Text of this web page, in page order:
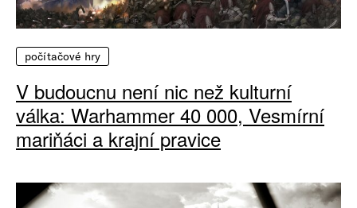
počítačové hry
V budoucnu není nic než kulturní
válka: Warhammer 40 000, Vesmírní
mariňáci a krajní pravice